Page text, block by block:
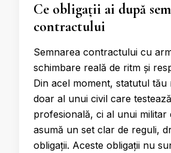
Ce obligații ai după
contractului
Semnarea contractului cu
schimbare reală de ritm și
Din acel moment, statutul tău
doar al unui civil care
profesională, ci al unui militar
asumă un set clar de reguli,
obligații. Aceste obligații nu